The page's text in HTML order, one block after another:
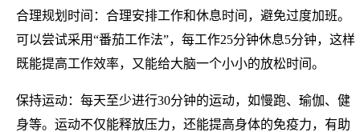
合理规划时间：合理安排工作和休息时间，避免过度加班。
可以尝试采用“番茄工作法”，每工作25分钟休息5分钟，这样
既能提高工作效率，又能给大脑一个小小的放松时间。
保持运动：每天至少进行30分钟的运动，如慢跑、瑜伽、健
身等。运动不仅能释放压力，还能提高身体的免疫力，有助